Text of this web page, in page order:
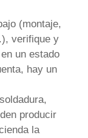
(montaje,
verifique y
un estado
hay un
producir
la